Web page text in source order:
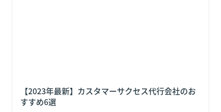
【2023年最新】カスタマーサクセス代行会社のお
すすめ6選